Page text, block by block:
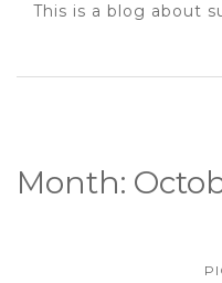
This is a blog about
Month: